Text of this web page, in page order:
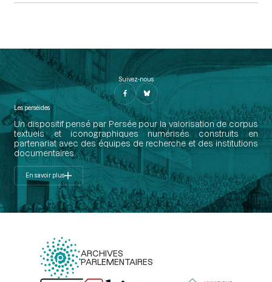
Suivez-nous
Les perséides
Un dispositif pensé par Persée pour la valorisation de corpus
textuels et iconographiques numérisés construits en
partenariat avec des équipes de recherche et des institutions
documentaires.
En savoir plus
ARCHIVES
PARLEMENTAIRES